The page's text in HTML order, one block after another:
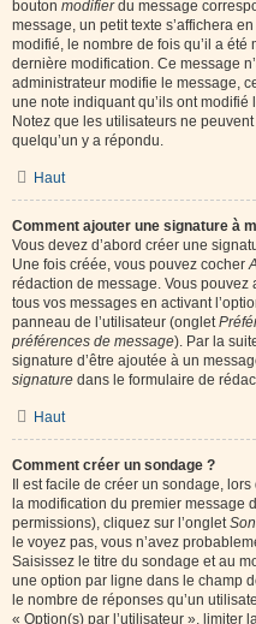
bouton modifierdu message
message, un petit texte s’affichera
modifié, le nombre de fois qu’il a
dernière modification. Ce message
administrateur modifie le message,
une note indiquant qu’ils ont
Notez que les utilisateurs ne
quelqu’un y a répondu.
Haut
Comment ajouter une signature à
Vous devez d’abord créer une
Une fois créée, vous pouvez cocher
rédaction de message. Vous
tous vos messages en activant
panneau de l’utilisateur (onglet
préférences de message). Par la
signature d’être ajoutée à un
signature dans le formulaire de
Haut
Comment créer un sondage ?
Il est facile de créer un sondage,
la modification du premier message
permissions), cliquez sur l’onglet
le voyez pas, vous n’avez
Saisissez le titre du sondage et au
une option par ligne dans le champ
le nombre de réponses qu’un
« Option(s) par l’utilisateur », limiter